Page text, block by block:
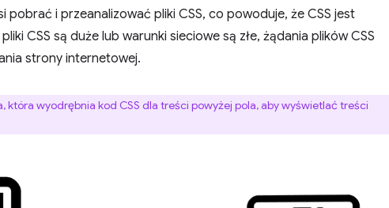
pobrać i przeanalizować pliki CSS, co powoduje, że CSS jest
CSS są duże lub warunki sieciowe są złe, żądania plików CSS
strony internetowej.
która wyodrębnia kod CSS dla treści powyżej pola, aby wyświetlać treści